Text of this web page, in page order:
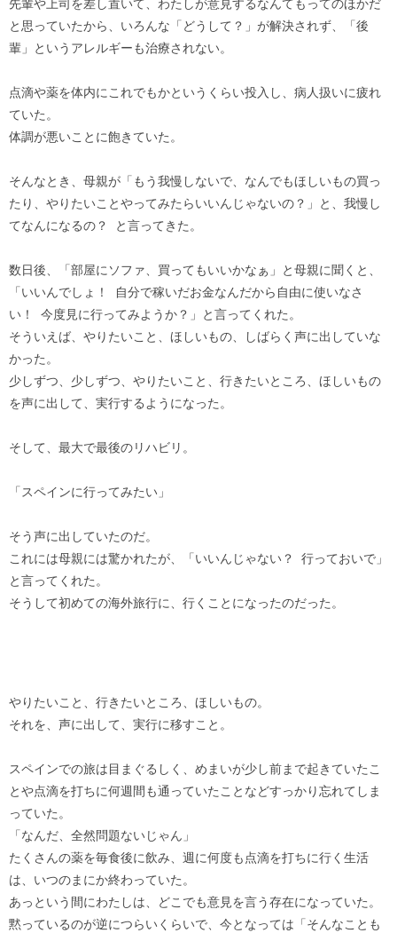
先輩や上司を差し置いて、わたしが意見するなんてもってのほかだ
と思っていたから、いろんな「どうして？」が解決されず、「後
輩」というアレルギーも治療されない。
点滴や薬を体内にこれでもかというくらい投入し、病人扱いに疲れ
ていた。
体調が悪いことに飽きていた。
そんなとき、母親が「もう我慢しないで、なんでもほしいもの買っ
たり、やりたいことやってみたらいいんじゃないの？」と、我慢し
てなんになるの？ と言ってきた。
数日後、「部屋にソファ、買ってもいいかなぁ」と母親に聞くと、
「いいんでしょ！ 自分で稼いだお金なんだから自由に使いなさ
い！ 今度見に行ってみようか？」と言ってくれた。
そういえば、やりたいこと、ほしいもの、しばらく声に出していな
かった。
少しずつ、少しずつ、やりたいこと、行きたいところ、ほしいもの
を声に出して、実行するようになった。
そして、最大で最後のリハビリ。
「スペインに行ってみたい」
そう声に出していたのだ。
これには母親には驚かれたが、「いいんじゃない？ 行っておいで」
と言ってくれた。
そうして初めての海外旅行に、行くことになったのだった。
やりたいこと、行きたいところ、ほしいもの。
それを、声に出して、実行に移すこと。
スペインでの旅は目まぐるしく、めまいが少し前まで起きていたこ
とや点滴を打ちに何週間も通っていたことなどすっかり忘れてしま
っていた。
「なんだ、全然問題ないじゃん」
たくさんの薬を毎食後に飲み、週に何度も点滴を打ちに行く生活
は、いつのまにか終わっていた。
あっという間にわたしは、どこでも意見を言う存在になっていた。
黙っているのが逆につらいくらいで、今となっては「そんなことも